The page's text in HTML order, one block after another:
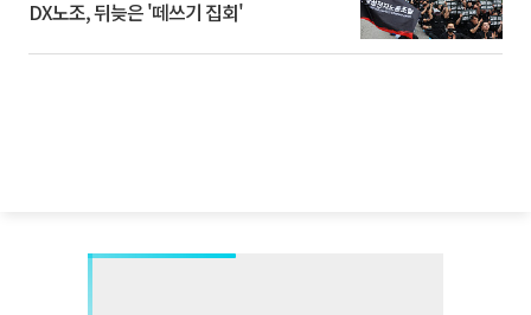
DX노조, 뒤늦은 '떼쓰기 집회'